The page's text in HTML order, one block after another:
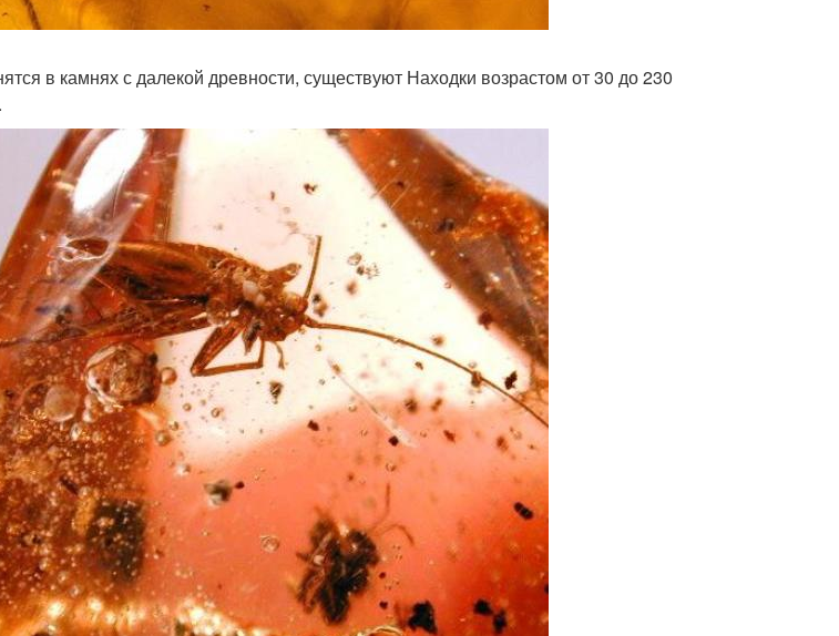
в камнях с далекой древности, существуют Находки возрастом от 30 до 230